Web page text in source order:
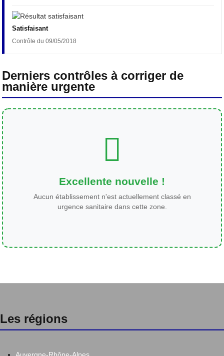
Satisfaisant
Contrôle du 09/05/2018
Derniers contrôles à corriger de
manière urgente
Excellente nouvelle !
Aucun établissement n'est actuellement classé en
urgence sanitaire dans cette zone.
Les régions